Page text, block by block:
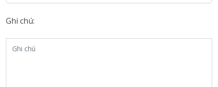
Ghi chú: